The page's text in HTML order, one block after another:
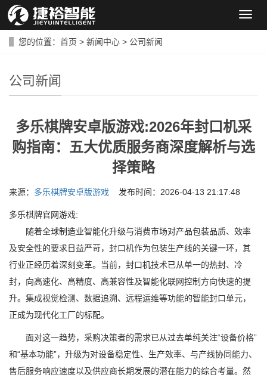
导
您的位置： 首页 > 新闻中心 > 公司新闻
公司新闻
多乐棋牌安卓版游戏:2026年封口机采
购指南：五大优质服务商深度解析与选
择策略
来源： 多乐棋牌安卓版游戏 发布时间：2026-04-13 21:17:48
多乐棋牌官网游戏:
随着全球制造业智能化升级与消费市场对产品包装品质、效率
及安全性的要求日益严苛，封口机作为包装生产线的关键一环，其
行业正经历着深刻变革。当前，封口机技术已从单一的热封、冷
封，向高速化、高精度、高兼容性及智能化联网控制方向快速的提
升。集成视觉检测、数据追溯、远程运维等功能的智能封口单元，
正成为现代化工厂的标配。
面对这一趋势，采购决策者的需求已从过去单纯关注“设备价格”
和“基本功能”，升级为对设备稳定性、生产效率、与产线协同能力、
售后服务响应速度以及供应商长期发展的潜在能力的综合考量。然